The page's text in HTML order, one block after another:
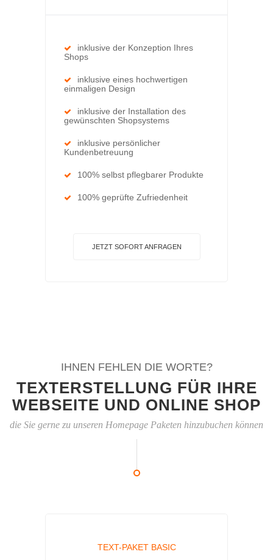
inklusive der Konzeption Ihres
Shops
inklusive eines hochwertigen
einmaligen Design
inklusive der Installation des
gewünschten Shopsystems
inklusive persönlicher
Kundenbetreuung
100% selbst pflegbarer Produkte
100% geprüfte Zufriedenheit
JETZT SOFORT ANFRAGEN
IHNEN FEHLEN DIE WORTE?
TEXTERSTELLUNG FÜR IHRE
WEBSEITE UND ONLINE SHOP
die Sie gerne zu unseren Homepage Paketen hinzubuchen können
TEXT-PAKET BASIC